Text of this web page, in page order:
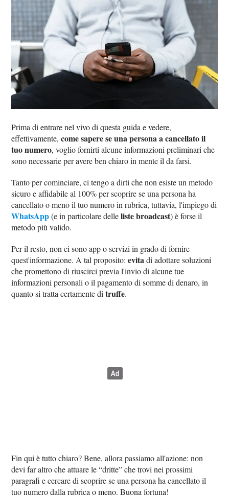
Prima di entrare nel vivo di questa guida e vedere,
effettivamente,come sapere se una persona a cancellato il
tuo numero, voglio fornirti alcune informazioni preliminari che
sono necessarie per avere ben chiaro in mente il da farsi.
Tanto per cominciare, ci tengo a dirti che non esiste un metodo
sicuro e affidabile al 100% per scoprire se una persona ha
cancellato o meno il tuo numero in rubrica, tuttavia, l'impiego di
WhatsApp(e in particolare delleliste broadcast) è forse il
metodo più valido.
Per il resto, non ci sono app o servizi in grado di fornire
quest'informazione. A tal proposito:evitadi adottare soluzioni
che promettono di riuscirci previa l'invio di alcune tue
informazioni personali o il pagamento di somme di denaro, in
quanto si tratta certamente ditruffe.
Fin qui è tutto chiaro? Bene, allora passiamo all'azione: non
devi far altro che attuare le “dritte” che trovi nei prossimi
paragrafi e cercare di scoprire se una persona ha cancellato il
tuo numero dalla rubrica o meno. Buona fortuna!